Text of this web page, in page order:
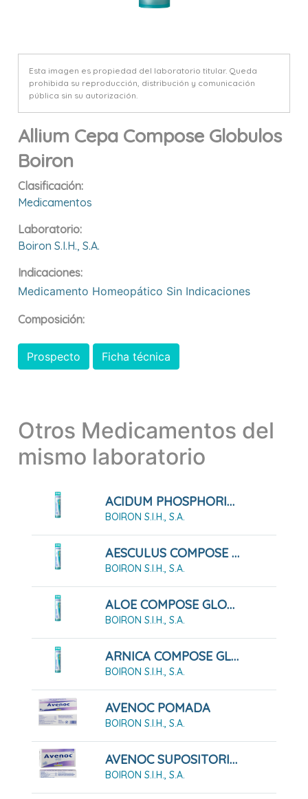
Esta imagen es propiedad del laboratorio titular. Queda
prohibida su reproducción, distribución y comunicación
pública sin su autorización.
Allium Cepa Compose Globulos
Boiron
Clasificación:
Medicamentos
Laboratorio:
Boiron S.i.h., S.a.
Indicaciones:
Medicamento Homeopático Sin Indicaciones
Composición:
Prospecto Ficha técnica
Otros Medicamentos del
mismo laboratorio
ACIDUM PHOSPHORICUM COMPOSE GLOBULOS
BOIRON S.I.H., S.A.
AESCULUS COMPOSE GLOBULOS
BOIRON S.I.H., S.A.
ALOE COMPOSE GLOBULOS BOIRON
BOIRON S.I.H., S.A.
ARNICA COMPOSE GLOBULOS BOIRON
BOIRON S.I.H., S.A.
AVENOC POMADA
BOIRON S.I.H., S.A.
AVENOC SUPOSITORIOS
BOIRON S.I.H., S.A.